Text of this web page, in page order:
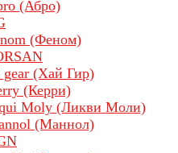
(Абро)
(Феном)
(Хай Гир)
(Керри)
Moly (Ликви Моли)
(Маннол)